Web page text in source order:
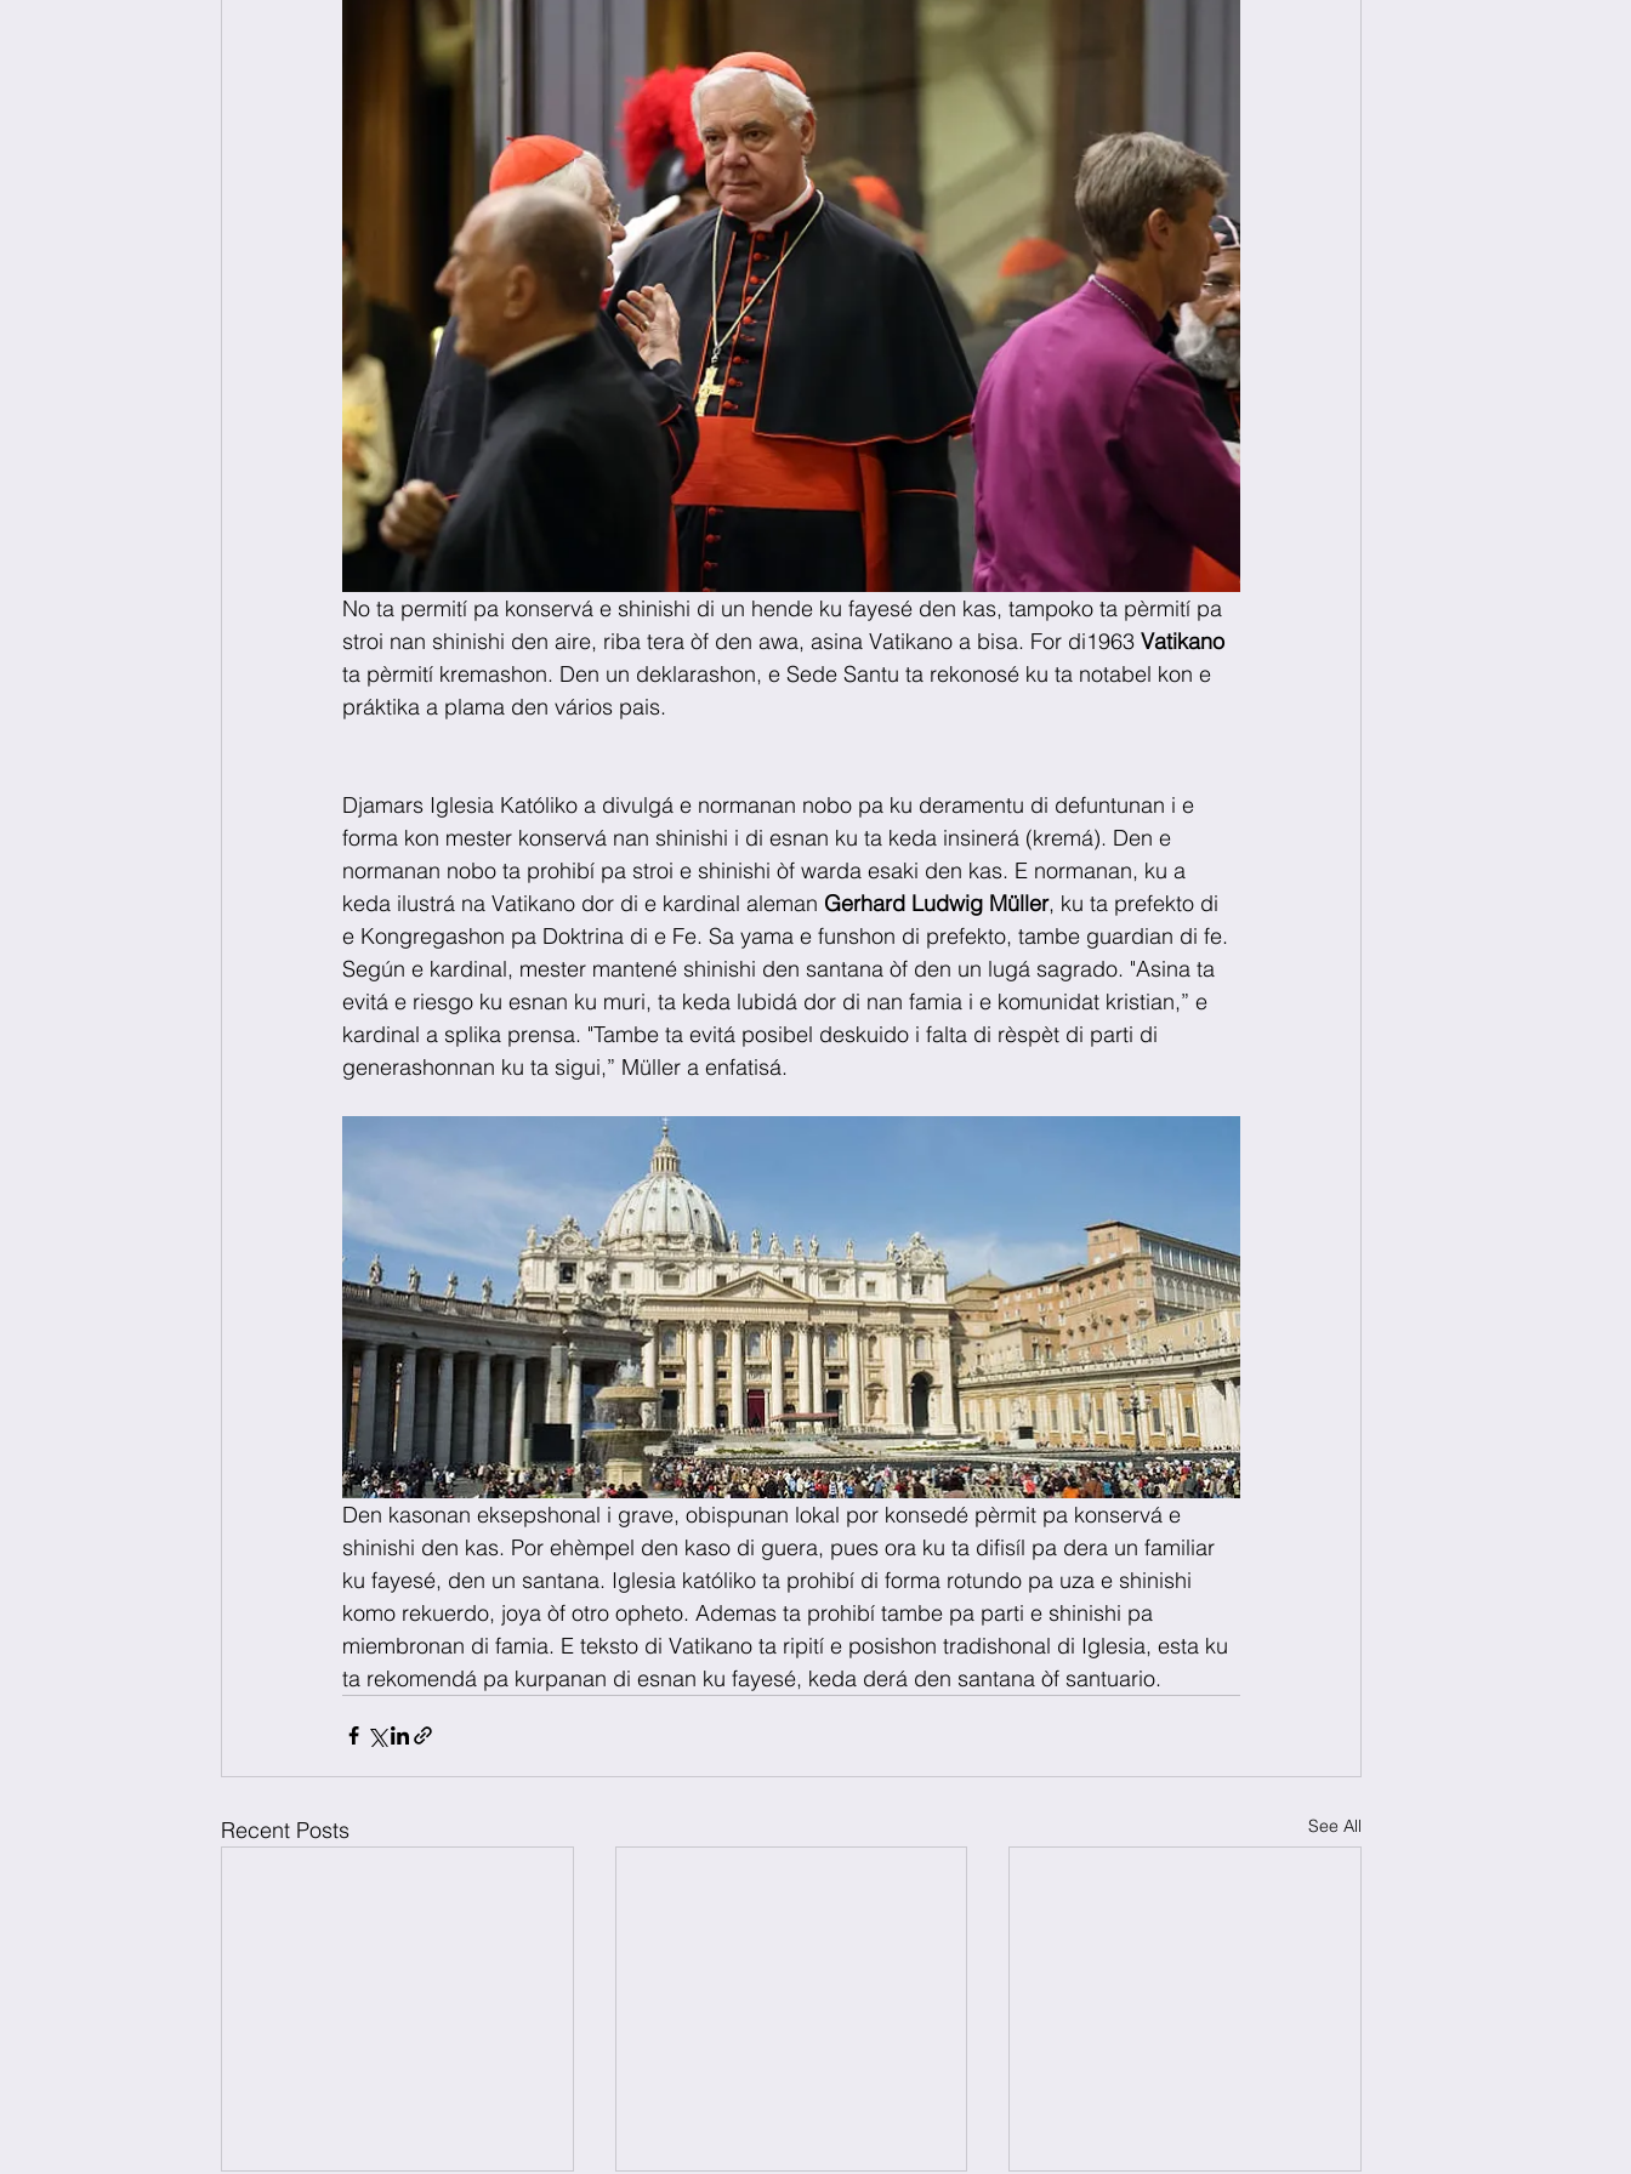
No ta permití pa konservá e shinishi di un hende ku fayesé den kas, tampoko ta pèrmití pa
stroi nan shinishi den aire, riba tera òf den awa, asina Vatikano a bisa. For di1963 Vatikano
ta pèrmití kremashon. Den un deklarashon, e Sede Santu ta rekonosé ku ta notabel kon e
práktika a plama den vários pais.
Djamars Iglesia Katóliko a divulgá e normanan nobo pa ku deramentu di defuntunan i e
forma kon mester konservá nan shinishi i di esnan ku ta keda insinerá (kremá). Den e
normanan nobo ta prohibí pa stroi e shinishi òf warda esaki den kas. E normanan, ku a
keda ilustrá na Vatikano dor di e kardinal aleman Gerhard Ludwig Müller, ku ta prefekto di
e Kongregashon pa Doktrina di e Fe. Sa yama e funshon di prefekto, tambe guardian di fe.
Según e kardinal, mester mantené shinishi den santana òf den un lugá sagrado. "Asina ta
evitá e riesgo ku esnan ku muri, ta keda lubidá dor di nan famia i e komunidat kristian,” e
kardinal a splika prensa. "Tambe ta evitá posibel deskuido i falta di rèspèt di parti di
generashonnan ku ta sigui,” Müller a enfatisá.
Den kasonan eksepshonal i grave, obispunan lokal por konsedé pèrmit pa konservá e
shinishi den kas. Por ehèmpel den kaso di guera, pues ora ku ta difisíl pa dera un familiar
ku fayesé, den un santana. Iglesia katóliko ta prohibí di forma rotundo pa uza e shinishi
komo rekuerdo, joya òf otro opheto. Ademas ta prohibí tambe pa parti e shinishi pa
miembronan di famia. E teksto di Vatikano ta ripití e posishon tradishonal di Iglesia, esta ku
ta rekomendá pa kurpanan di esnan ku fayesé, keda derá den santana òf santuario.
Recent Posts See All